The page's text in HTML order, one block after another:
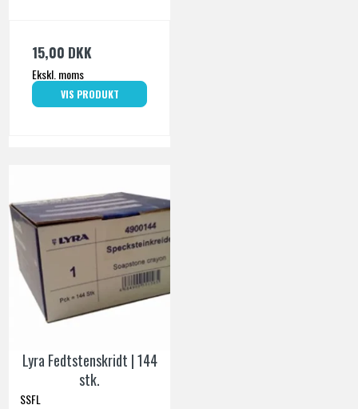
15,00 DKK
Ekskl. moms
VIS PRODUKT
Lyra Fedtstenskridt | 144
stk.
SSFL